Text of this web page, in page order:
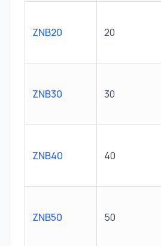
ZNB20 20
ZNB30 30
ZNB40 40
ZNB50 50